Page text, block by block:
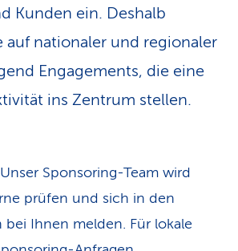
c
e
-
L
n
k
s
Kunden ein. Deshalb
auf nationaler und regionaler
Engagements, die eine
ins Zentrum stellen.
Unser Sponsoring-Team wird
prüfen und sich in den
bei Ihnen melden. Für lokale